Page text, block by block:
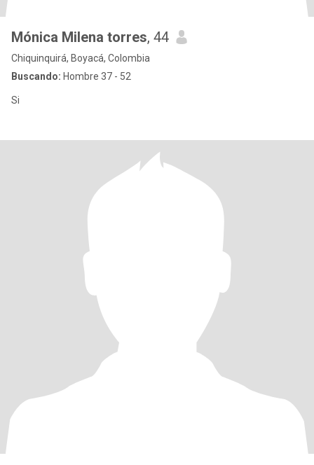
Mónica Milena torres, 44
Chiquinquirá, Boyacá, Colombia
Buscando: Hombre 37 - 52
Si